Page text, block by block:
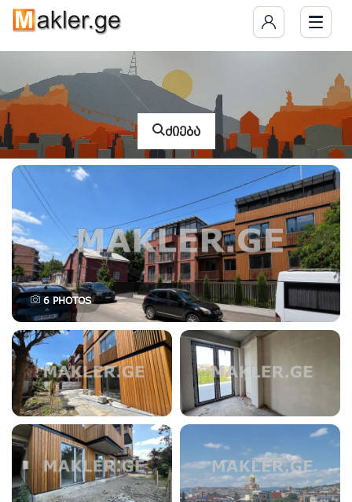
ძიება
6 PHOTOS